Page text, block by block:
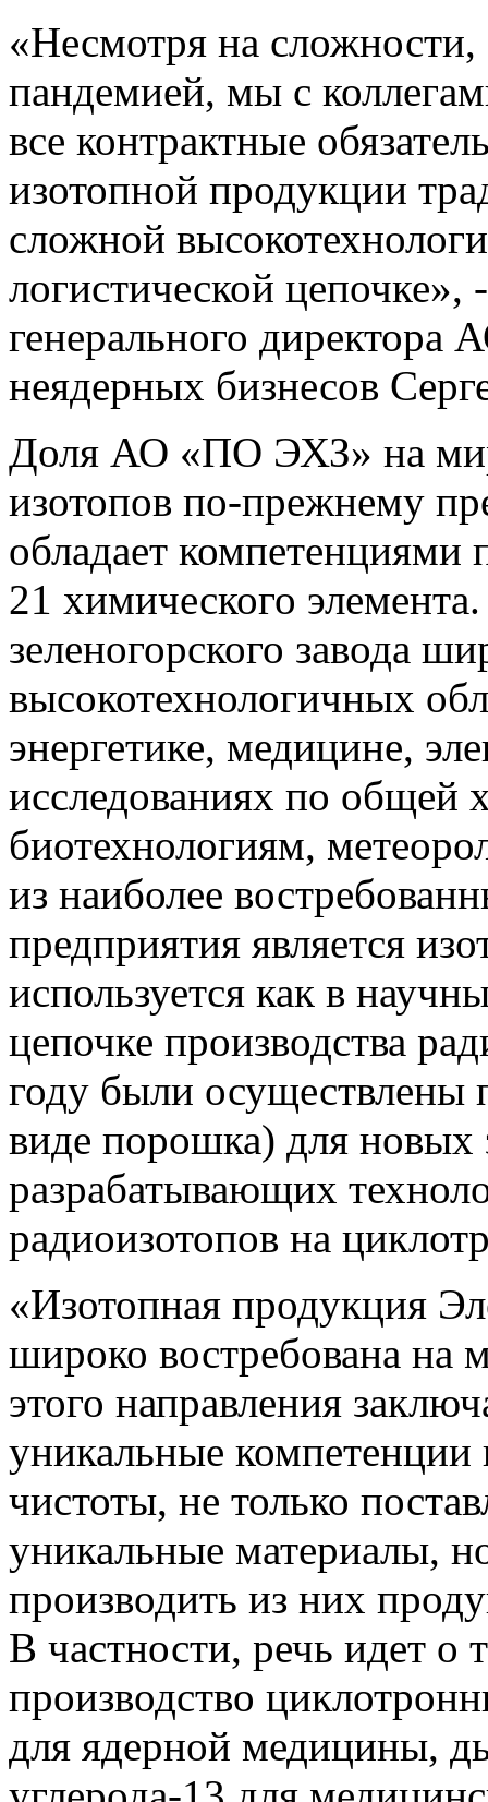
«Несмотря на сложности,
пандемией, мы с
все контрактные
изотопной продукции
сложной
логистической цепочке»,
генерального
неядерных бизнесов
Доля АО «ПО ЭХЗ» на
изотопов по-прежнему
обладает компетенциями
21 химического
зеленогорского завода
высокотехнологичных
энергетике, медицине,
исследованиях по общей
биотехнологиям,
из наиболее
предприятия является
используется как в
цепочке производства
году были осуществлены
виде порошка) для новых
разрабатывающих
радиоизотопов на
«Изотопная продукция
широко востребована на
этого направления
уникальные компетенции
чистоты, не только
уникальные материалы,
производить из них
В частности, речь идет о
производство
для ядерной медицины,